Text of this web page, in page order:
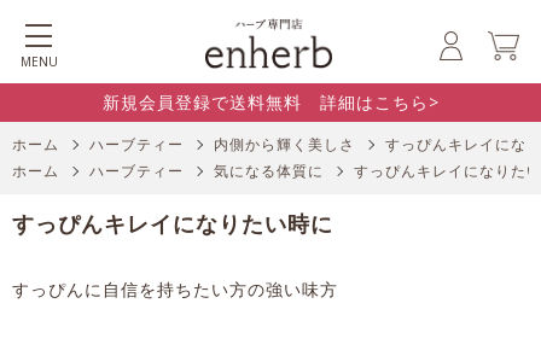
MENU
新規会員登録で送料無料 詳細はこちら>
ホーム ハーブティー 内側から輝く美しさ
すっぴんキレイにな
ホーム
ハーブティー 気になる体質に すっぴんキレイになりた
すっぴんに自信を持ちたい方の強い味方
すっぴんキレイになりたい時に